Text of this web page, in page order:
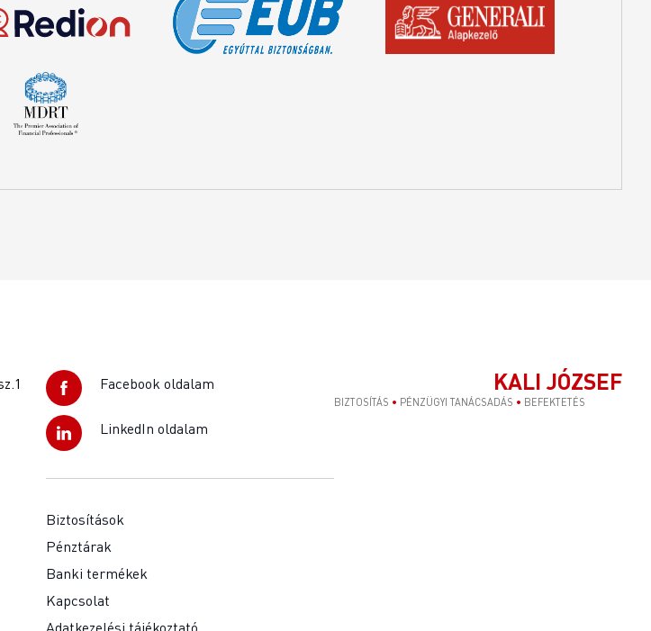
Facebook oldalam
LinkedIn oldalam
Biztosítások
Pénztárak
Banki termékek
Kapcsolat
Adatkezelési tájékoztató
KALI JÓZSEF
BIZTOSÍTÁS • PÉNZÜGYI TANÁCSADÁS • BEFEKTETÉS